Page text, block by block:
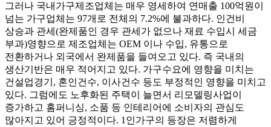
그러나 국내가구제조업체는 매우 영세하여 연매출 100억원이
넘는 가구업체는 97개로 전체의 7.2%에 불과하다. 인건비
상승과 관세(완제품인 경우 관세가 없으나 재료 수입시 세금
부과)영향으로 제조업체는 OEM 이나 수입, 유통으로
전환하거나 외국에서 완제품을 들여오고 있다. 즉 국내의
생산기반은 매우 적어지고 있다. 가구수요에 영향을 미치는
건설업경기, 혼인건수, 이사건수 등도 부정적인 영향을 미치고
있다. 그럼에도 노후화된 주택이 늘면서 리모델링사업이
증가하고 홈퍼니싱, 소품 등 인테리어에 소비자의 관심도
많아지고 있어 긍정적이다. 1인가구의 등장은 저렴하게